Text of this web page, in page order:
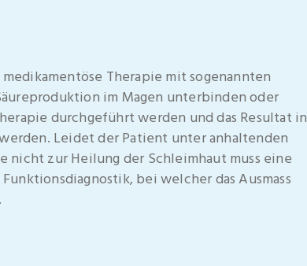
Therapie mit sogenannten
im Magen unterbinden oder
durchgeführt werden und das Resultat in
Leidet der Patient unter anhaltenden
zur Heilung der Schleimhaut muss eine
bei welcher das Ausmass